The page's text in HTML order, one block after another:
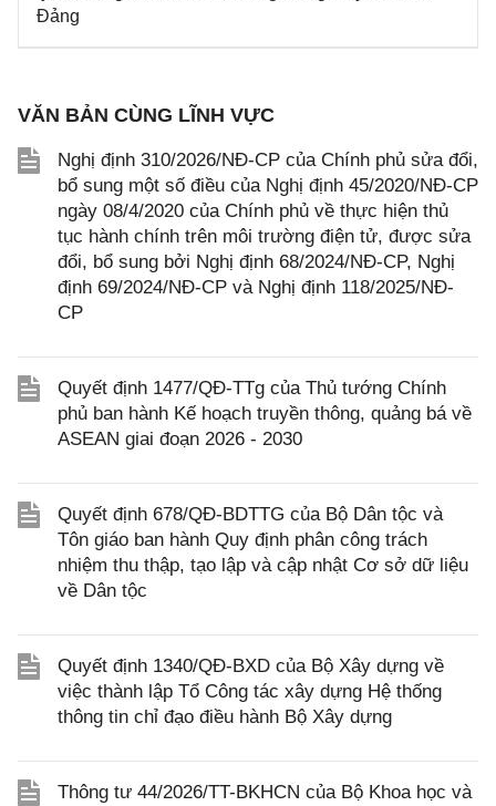
Đảng
VĂN BẢN CÙNG LĨNH VỰC
Nghị định 310/2026/NĐ-CP của Chính phủ sửa đổi,
bổ sung một số điều của Nghị định 45/2020/NĐ-CP
ngày 08/4/2020 của Chính phủ về thực hiện thủ
tục hành chính trên môi trường điện tử, được sửa
đổi, bổ sung bởi Nghị định 68/2024/NĐ-CP, Nghị
định 69/2024/NĐ-CP và Nghị định 118/2025/NĐ-
CP
Quyết định 1477/QĐ-TTg của Thủ tướng Chính
phủ ban hành Kế hoạch truyền thông, quảng bá về
ASEAN giai đoạn 2026 - 2030
Quyết định 678/QĐ-BDTTG của Bộ Dân tộc và
Tôn giáo ban hành Quy định phân công trách
nhiệm thu thập, tạo lập và cập nhật Cơ sở dữ liệu
về Dân tộc
Quyết định 1340/QĐ-BXD của Bộ Xây dựng về
việc thành lập Tổ Công tác xây dựng Hệ thống
thông tin chỉ đạo điều hành Bộ Xây dựng
Thông tư 44/2026/TT-BKHCN của Bộ Khoa học và